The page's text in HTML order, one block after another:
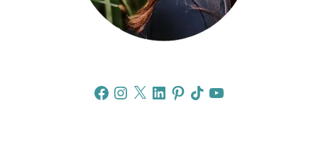
FacebookInstagram
X LinkedInPinterestTikTokYouTube